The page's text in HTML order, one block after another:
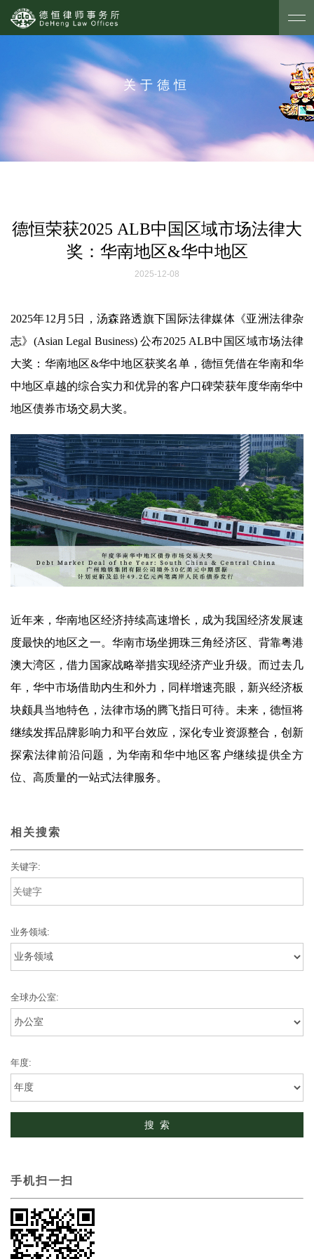
关于德恒
德恒荣获2025 ALB中国区域市场法律大
奖：华南地区&华中地区
2025-12-08
2025年12月5日，汤森路透旗下国际法律媒体《亚洲法律杂
志》(Asian Legal Business) 公布2025 ALB中国区域市场法律
大奖：华南地区&华中地区获奖名单，德恒凭借在华南和华
中地区卓越的综合实力和优异的客户口碑荣获年度华南华中
地区债券市场交易大奖。
近年来，华南地区经济持续高速增长，成为我国经济发展速
度最快的地区之一。华南市场坐拥珠三角经济区、背靠粤港
澳大湾区，借力国家战略举措实现经济产业升级。而过去几
年，华中市场借助内生和外力，同样增速亮眼，新兴经济板
块颇具当地特色，法律市场的腾飞指日可待。未来，德恒将
继续发挥品牌影响力和平台效应，深化专业资源整合，创新
探索法律前沿问题，为华南和华中地区客户继续提供全方
位、高质量的一站式法律服务。
相关搜索
关键字:
业务领域:
全球办公室:
年度:
手机扫一扫